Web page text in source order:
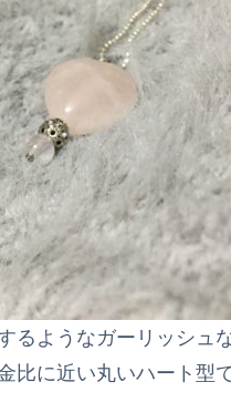
るようなガーリッシュ
比に近い丸いハート型